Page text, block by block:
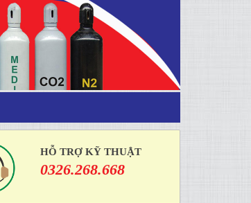
HỖ TRỢ KỸ THUẬT
0326.268.668